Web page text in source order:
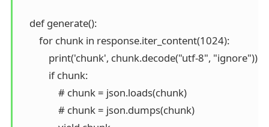
    def generate():
        for chunk in response.iter_content(1024):
            print('chunk', chunk.decode("utf-8", "ignore"))
            if chunk:
                # chunk = json.loads(chunk)
                # chunk = json.dumps(chunk)